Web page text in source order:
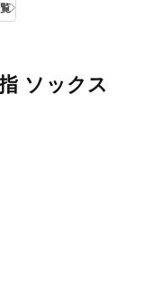
ソックス